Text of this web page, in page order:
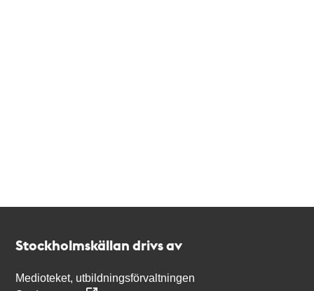
Stockholmskällan drivs av
Medioteket, utbildningsförvaltningen